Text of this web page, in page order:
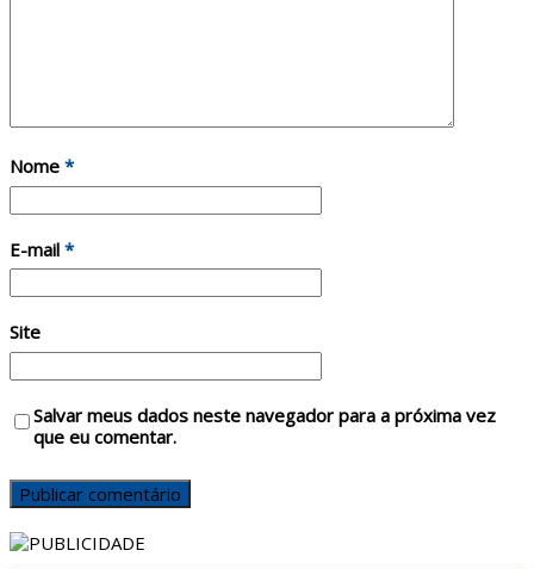
Nome *
E-mail *
Site
Salvar meus dados neste navegador para a próxima vez
que eu comentar.